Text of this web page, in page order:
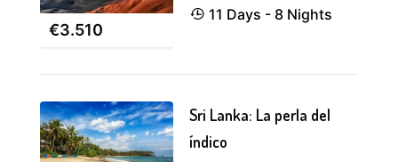
€3.510
11 Days - 8 Nights
Sri Lanka: La perla del
índico